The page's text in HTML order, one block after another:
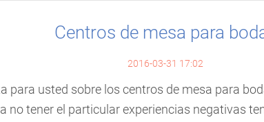
Centros de mesa para
2016-03-31 17:02
para usted sobre los centros de mesa para
no tener el particular experiencias negativas